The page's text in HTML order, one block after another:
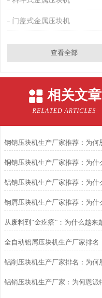
门盖式金属压块机
查看全部
相关文章
RELATED ARTICLES